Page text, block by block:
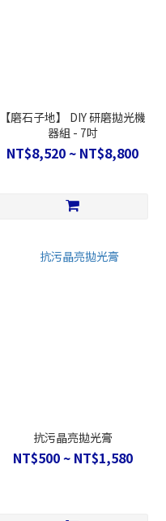
【磨石子地】 DIY 研磨拋光機
器組 - 7吋
NT$8,520 ~ NT$8,800
抗污晶亮拋光膏
NT$500 ~ NT$1,580